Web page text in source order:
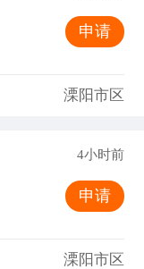
申请
溧阳市区
4小时前
申请
溧阳市区